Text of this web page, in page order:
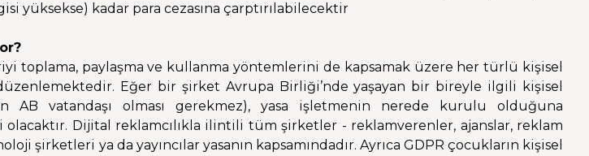
yüksekse) kadar para cezasına çarptırılabilecektir
toplama, paylaşma ve kullanma yöntemlerini de kapsamak üzere her türlü kişisel
Eğer bir şirket Avrupa Birliği’nde yaşayan bir bireyle ilgili kişisel
AB vatandaşı olması gerekmez), yasa işletmenin nerede kurulu olduğuna
olacaktır. Dijital reklamcılıkla ilintili tüm şirketler - reklamverenler, ajanslar, reklam
şirketleri ya da yayıncılar yasanın kapsamındadır. Ayrıca GDPR çocukların kişisel